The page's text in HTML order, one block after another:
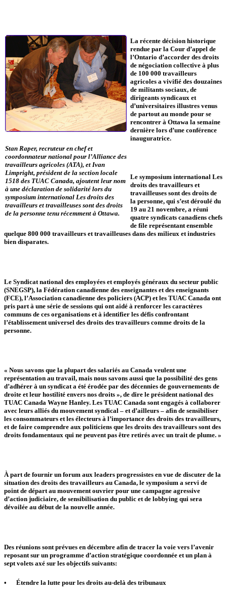
Stan Raper, recruteur en chef et
coordonnateur national pour l’Alliance des
travailleurs agricoles (ATA), et Ivan
Limpright, président de la section locale
1518 des TUAC Canada, ajoutent leur nom
à une déclaration de solidarité lors du
symposium international Les droits des
travailleurs et travailleuses sont des droits
de la personne tenu récemment à Ottawa.
La récente décision historique
rendue par la Cour d’appel de
l’Ontario d’accorder des droits
de négociation collective à plus
de 100 000 travailleurs
agricoles a vivifié des douzaines
de militants sociaux, de
dirigeants syndicaux et
d’universitaires illustres venus
de partout au monde pour se
rencontrer à Ottawa la semaine
dernière lors d’une conférence
inauguratrice.
Le symposium international Les
droits des travailleurs et
travailleuses sont des droits de
la personne, qui s’est déroulé du
19 au 21 novembre, a réuni
quatre syndicats canadiens chefs
de file représentant ensemble
quelque 800 000 travailleurs et travailleuses dans des milieux et industries
bien disparates.
Le Syndicat national des employées et employés généraux du secteur public
(SNEGSP), la Fédération canadienne des enseignantes et des enseignants
(FCE), l’Association canadienne des policiers (ACP) et les TUAC Canada ont
pris part à une série de sessions qui ont aidé à renforcer les caractères
communs de ces organisations et à identifier les défis confrontant
l’établissement universel des droits des travailleurs comme droits de la
personne.
« Nous savons que la plupart des salariés au Canada veulent une
représentation au travail, mais nous savons aussi que la possibilité des gens
d’adhérer à un syndicat a été érodée par des décennies de gouvernements de
droite et leur hostilité envers nos droits », de dire le président national des
TUAC Canada Wayne Hanley. Les TUAC Canada sont engagés à collaborer
avec leurs alliés du mouvement syndical – et d’ailleurs – afin de sensibiliser
les consommateurs et les électeurs à l’importance des droits des travailleurs,
et de faire comprendre aux politiciens que les droits des travailleurs sont des
droits fondamentaux qui ne peuvent pas être retirés avec un trait de plume. »
À part de fournir un forum aux leaders progressistes en vue de discuter de la
situation des droits des travailleurs au Canada, le symposium a servi de
point de départ au mouvement ouvrier pour une campagne agressive
d’action judiciaire, de sensibilisation du public et de lobbying qui sera
dévoilée au début de la nouvelle année.
Des réunions sont prévues en décembre afin de tracer la voie vers l’avenir
reposant sur un programme d’action stratégique coordonnée et un plan à
sept volets axé sur les objectifs suivants:
• Étendre la lutte pour les droits au-delà des tribunaux